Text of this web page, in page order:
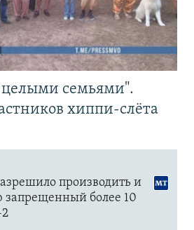
семьями".
хиппи-слёта